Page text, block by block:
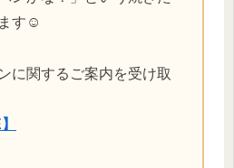
す☺️
に関するご案内を受け取